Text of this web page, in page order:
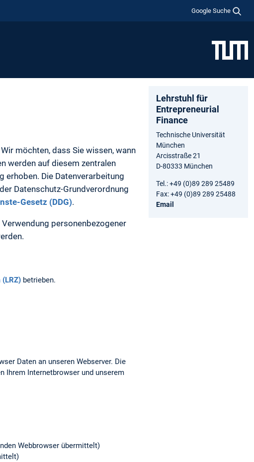
Google Suche
möchten, dass Sie wissen, wann
werden auf diesem zentralen
erhoben. Die Datenverarbeitung
Datenschutz-Grundverordnung
Gesetz (DDG).
personenbezogener
(LRZ) betrieben.
Daten an unseren Webserver. Die
Ihrem Internetbrowser und unserem
Webbrowser übermittelt)
Lehrstuhl für
Entrepreneurial
Finance
Technische Universität
München
Arcisstraße 21
D-80333 München
Tel.: +49 (0)89 289 25489
Fax: +49 (0)89 289 25488
Email